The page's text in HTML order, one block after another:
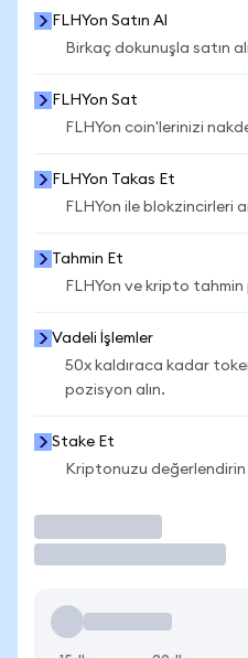
FLHYon Satın Al
Birkaç dokunuşla satın
FLHYon Sat
FLHYon coin'lerinizi
FLHYon Takas Et
FLHYon ile blokzincirleri
Tahmin Et
FLHYon ve kripto tahmin
Vadeli İşlemler
50x kaldıraca kadar
pozisyon alın.
Stake Et
Kriptonuzu